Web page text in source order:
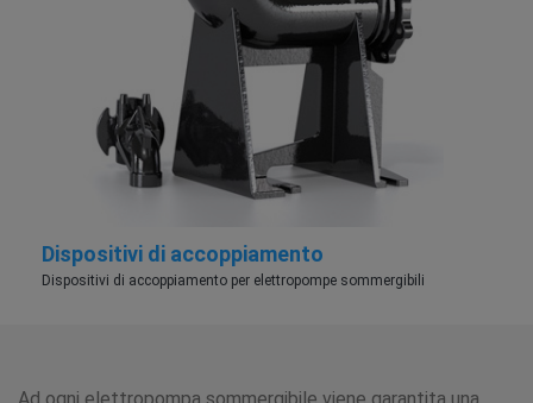
Dispositivi di accoppiamento
Dispositivi di accoppiamento per elettropompe sommergibili